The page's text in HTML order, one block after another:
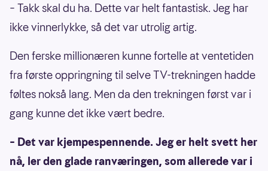
– Takk skal du ha. Dette var helt fantastisk. Jeg har
ikke vinnerlykke, så det var utrolig artig.
Den ferske millionæren kunne fortelle at ventetiden
fra første oppringning til selve TV-trekningen hadde
føltes nokså lang. Men da den trekningen først var i
gang kunne det ikke vært bedre.
– Det var kjempespennende. Jeg er helt svett her
nå, ler den glade ranværingen, som allerede var i